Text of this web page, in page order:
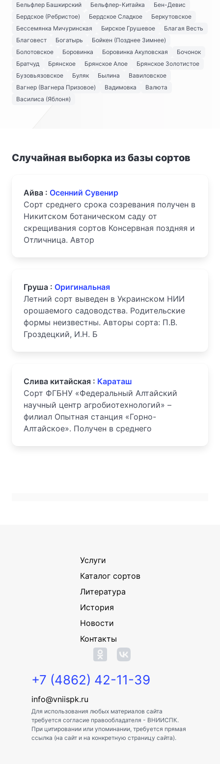
Бельфлер Башкирский
Бельфлер-Китайка
Бен-Девис
Бердское (Ребристое)
Бердское Сладкое
Беркутовское
Бессемянка Мичуринская
Бирское Грушевое
Благая Весть
Благовест
Богатырь
Бойкен (Позднее Зимнее)
Болотовское
Боровинка Боровинка Акуловская
Бочонок
Братчуд
Брянское Брянское Алое
Брянское Золотистое
Бузовьязовское
Буляк Былина
Вавиловское
Вагнер (Вагнера Призовое)
Вадимовка
Валюта
Василиса (Яблоня)
Случайная выборка из базы сортов
Айва : Осенний Сувенир
Сорт среднего срока созревания получен в
Никитском ботаническом саду от
скрещивания сортов Консервная поздняя и
Отличница. Автор
Груша : Оригинальная
Летний сорт выведен в Украинском НИИ
орошаемого садоводства. Родительские
формы неизвестны. Авторы сорта: П.В.
Гроздецкий, И.Н. Б
Слива китайская : Караташ
Сорт ФГБНУ «Федеральный Алтайский
научный центр агробиотехнологий» –
филиал Опытная станция «Горно-
Алтайское». Получен в среднего
Услуги
Каталог сортов
Литература
История
Новости
Контакты
+7 (4862) 42-11-39
info@vniispk.ru
Для использования любых материалов сайта
требуется согласие правообладателя - ВНИИСПК.
При цитировании или упоминании, требуется прямая
ссылка (на сайт и на конкретную страницу сайта).